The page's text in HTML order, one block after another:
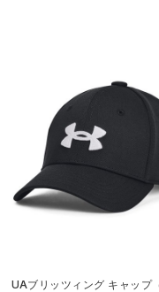
UAブリッツィング キャップ